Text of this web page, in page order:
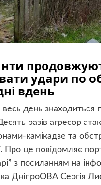
удари по
вдень
весь день знаходиться
разів агресор
камікадзе та о
Про це повідомляє
з посиланням на
ДніпроОВА Сергія